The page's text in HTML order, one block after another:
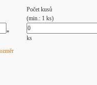
Počet kusů
(min.: 1 ks)
*
ks